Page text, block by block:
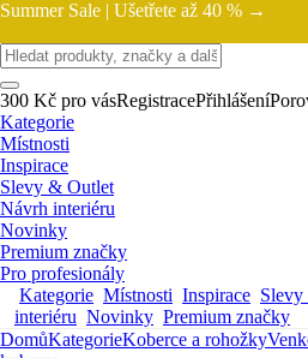
Summer Sale | Ušetřete až 40 % →
300 Kč pro vásRegistracePřihlášení
Kategorie
Místnosti
Inspirace
Slevy & Outlet
Návrh interiéru
Novinky
Premium značky
Pro profesionály
Kategorie Místnosti Inspirace
interiéru Novinky Premium značky
DomůKategorieKoberce a rohožky